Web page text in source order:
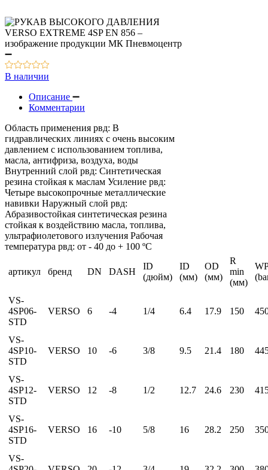
В наличии
Описание
Комментарии
Область применения рвд: В
гидравлических линиях с очень высоким
давлением с использованием топлива,
масла, антифриза, воздуха, воды
Внутренний слой рвд: Синтетическая
резина стойкая к маслам Усиление рвд:
Четыре высокопрочные металлические
навивки Наружный слой рвд:
Абразивостойкая синтетическая резина
стойкая к воздействию масла, топлива,
ультрафиолетового излучения Рабочая
температура рвд: от - 40 до + 100 ºС
артикул бренд DN DASH
ID
(дюйм)
ID
(мм)
OD
(мм)
R
min
(мм)
WP
VS-
4SP06-
STD
VERSO 6 -4 1/4 6.4 17.9 150
VS-
4SP10-
STD
VERSO 10 -6 3/8 9.5 21.4 180
VS-
4SP12-
STD
VERSO 12 -8 1/2 12.7 24.6 230
VS-
4SP16-
STD
VERSO 16 -10 5/8 16 28.2 250
VS-